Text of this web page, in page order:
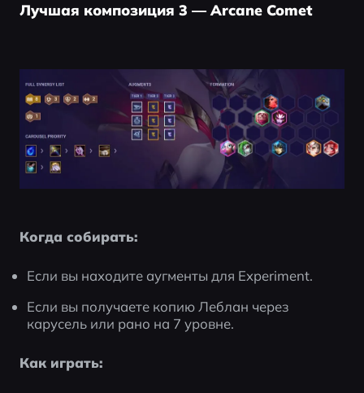
Лучшая композиция 3 — Arcane Comet
Когда собирать:
Если вы находите аугменты для Experiment.
Если вы получаете копию Леблан через
карусель или рано на 7 уровне.
Как играть: